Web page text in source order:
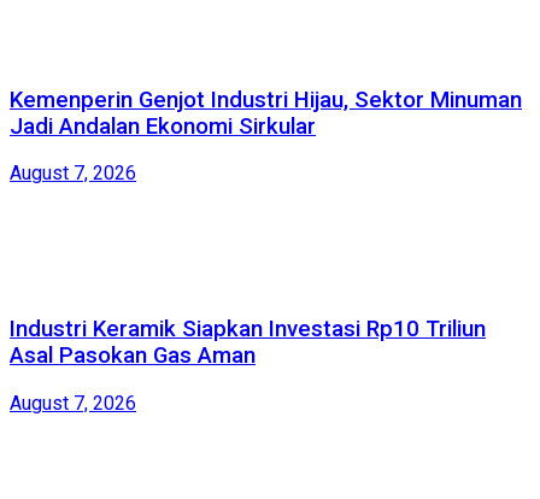
Kemenperin Genjot Industri Hijau, Sektor Minuman
Jadi Andalan Ekonomi Sirkular
August 7, 2026
Industri Keramik Siapkan Investasi Rp10 Triliun
Asal Pasokan Gas Aman
August 7, 2026